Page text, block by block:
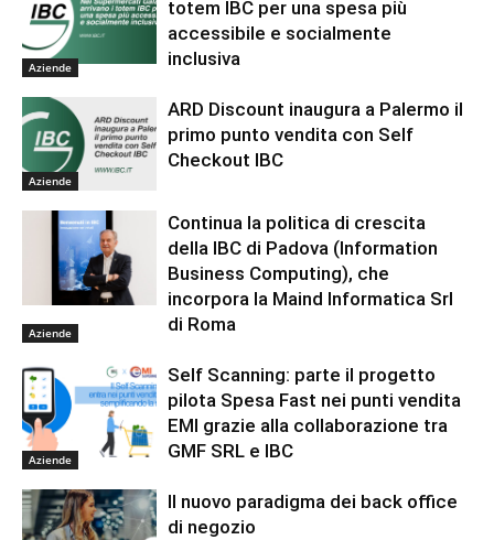
Aziende
totem IBC per una spesa più
accessibile e socialmente
inclusiva
Aziende
ARD Discount inaugura a Palermo il
primo punto vendita con Self
Checkout IBC
Aziende
Continua la politica di crescita
della IBC di Padova (Information
Business Computing), che
incorpora la Maind Informatica Srl
di Roma
Aziende
Self Scanning: parte il progetto
pilota Spesa Fast nei punti vendita
EMI grazie alla collaborazione tra
GMF SRL e IBC
Il nuovo paradigma dei back office
di negozio